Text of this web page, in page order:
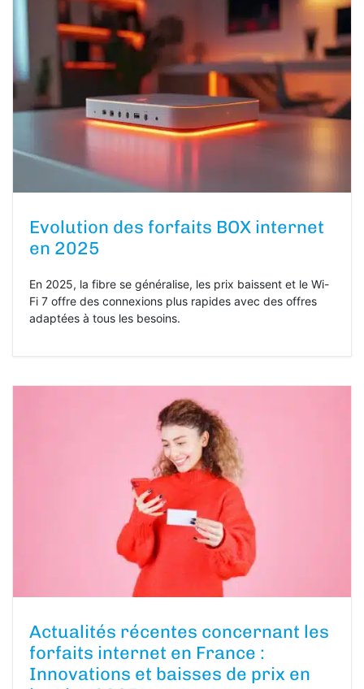
Evolution des forfaits BOX internet
en 2025
En 2025, la fibre se généralise, les prix baissent et le Wi-
Fi 7 offre des connexions plus rapides avec des offres
adaptées à tous les besoins.
Actualités récentes concernant les
forfaits internet en France :
Innovations et baisses de prix en